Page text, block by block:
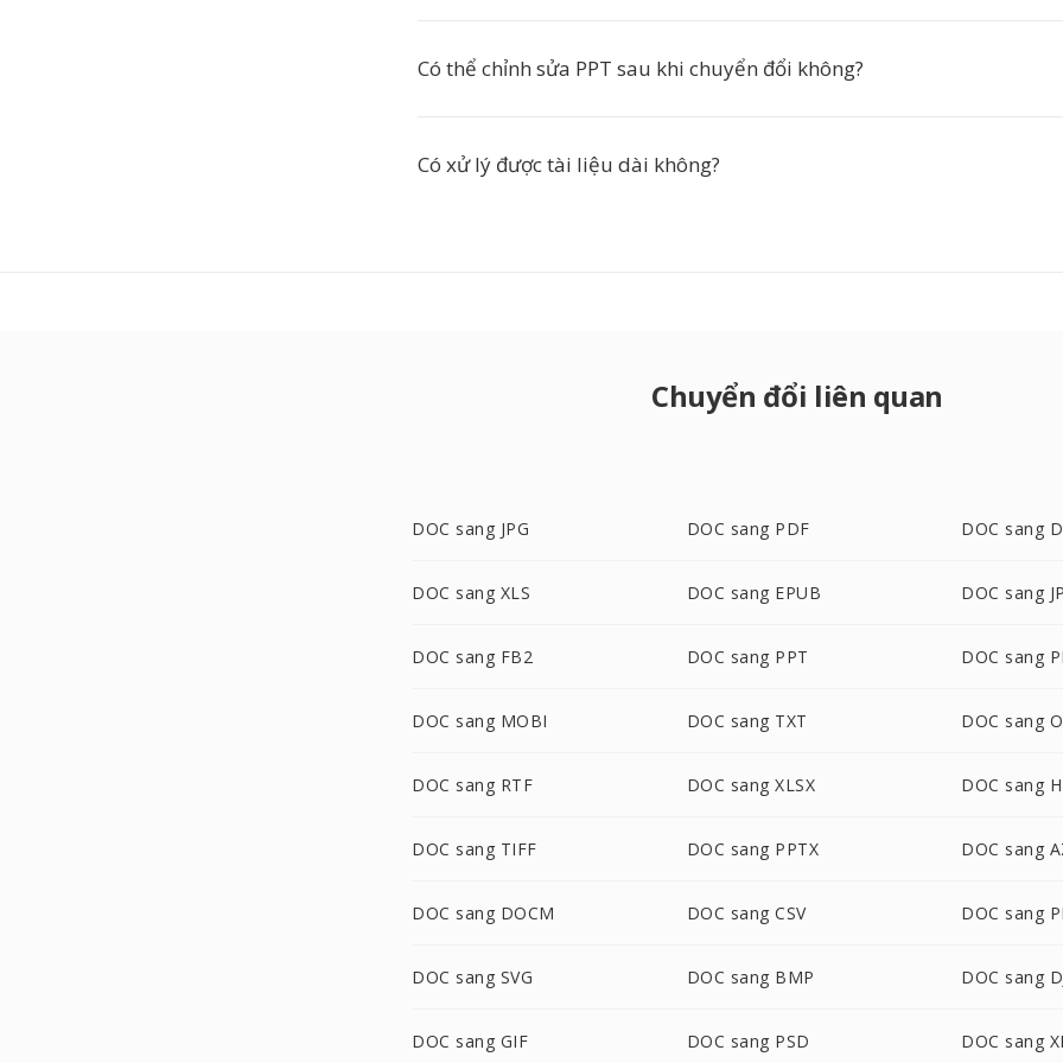
Có thể chỉnh sửa PPT sau khi chuyển đổi không?
Có xử lý được tài liệu dài không?
Chuyển đổi liên quan
DOC sang JPG DOC sang PDF DOC sang
DOC sang XLS DOC sang EPUB DOC sang
DOC sang FB2 DOC sang PPT DOC sang
DOC sang MOBI DOC sang TXT DOC sang
DOC sang RTF DOC sang XLSX DOC sang
DOC sang TIFF DOC sang PPTX DOC sang
DOC sang DOCM DOC sang CSV DOC sang
DOC sang SVG DOC sang BMP DOC sang
DOC sang GIF DOC sang PSD DOC sang